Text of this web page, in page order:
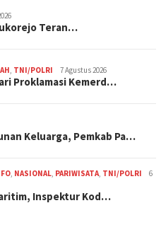
Teran…
TNI/POLRI 7 Agustus 2026
Proklamasi Kemerd…
Keluarga, Pemkab Pa…
NASIONAL PARIWISATA TNI/POLRI
6
Inspektur Kod…